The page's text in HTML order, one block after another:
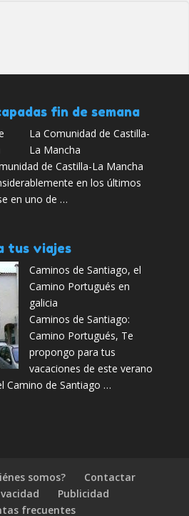
fin de semana
La Comunidad de Castilla-
La Mancha
de Castilla-La Mancha
en los últimos
en uno de …
tus viajes
Caminos de Santiago, el
Camino Portugués en
galicia
Caminos de Santiago:
Camino Portugués, Te
propongo para tus
vacaciones de este verano
Camino de Santiago …
somos?
Contactar
Publicidad
frecuentes